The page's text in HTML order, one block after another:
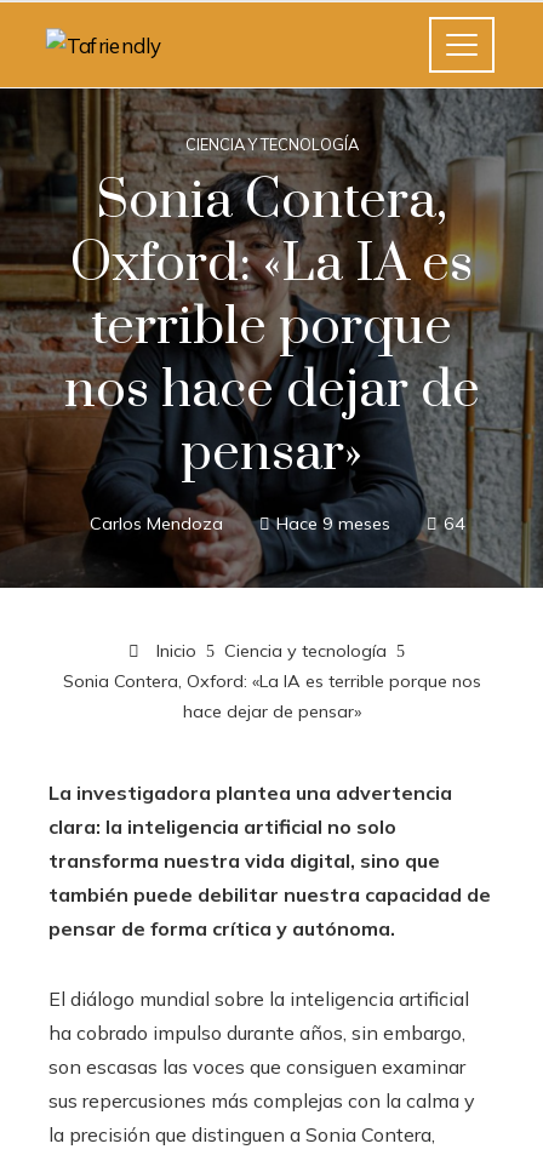
CIENCIA Y TECNOLOGÍA
Sonia Contera,
Oxford: «La IA es
terrible porque
nos hace dejar de
pensar»
Carlos Mendoza Hace 9 meses 64
Inicio
Ciencia y tecnología
Sonia Contera, Oxford: «La IA es terrible porque nos
hace dejar de pensar»
La investigadora plantea una advertencia
clara: la inteligencia artificial no solo
transforma nuestra vida digital, sino que
también puede debilitar nuestra capacidad de
pensar de forma crítica y autónoma.
El diálogo mundial sobre la inteligencia artificial
ha cobrado impulso durante años, sin embargo,
son escasas las voces que consiguen examinar
sus repercusiones más complejas con la calma y
la precisión que distinguen a Sonia Contera,